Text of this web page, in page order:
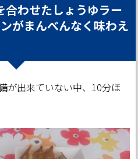
わせたしょうゆラー
がまんべんなく味わえ
が出来ていない中、10分ほ